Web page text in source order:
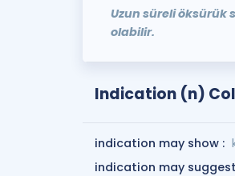
Uzun süreli öksürük
olabilir.
Indication (n)
indication may show :
indication may